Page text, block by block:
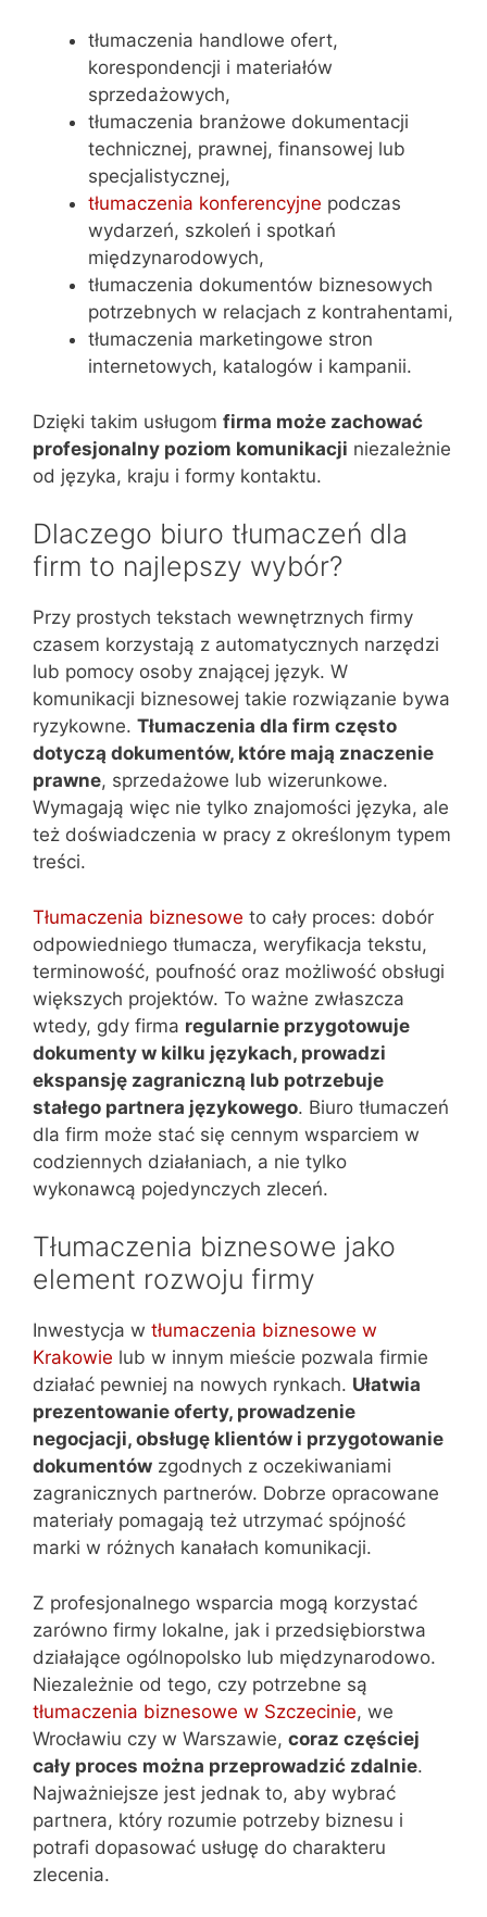
tłumaczenia handlowe ofert,
korespondencji i materiałów
sprzedażowych,
tłumaczenia branżowe dokumentacji
technicznej, prawnej, finansowej lub
specjalistycznej,
tłumaczenia konferencyjne podczas
wydarzeń, szkoleń i spotkań
międzynarodowych,
tłumaczenia dokumentów biznesowych
potrzebnych w relacjach z kontrahentami,
tłumaczenia marketingowe stron
internetowych, katalogów i kampanii.
Dzięki takim usługom firma może zachować
profesjonalny poziom komunikacji niezależnie
od języka, kraju i formy kontaktu.
Dlaczego biuro tłumaczeń dla
firm to najlepszy wybór?
Przy prostych tekstach wewnętrznych firmy
czasem korzystają z automatycznych narzędzi
lub pomocy osoby znającej język. W
komunikacji biznesowej takie rozwiązanie bywa
ryzykowne. Tłumaczenia dla firm często
dotyczą dokumentów, które mają znaczenie
prawne, sprzedażowe lub wizerunkowe.
Wymagają więc nie tylko znajomości języka, ale
też doświadczenia w pracy z określonym typem
treści.
Tłumaczenia biznesowe to cały proces: dobór
odpowiedniego tłumacza, weryfikacja tekstu,
terminowość, poufność oraz możliwość obsługi
większych projektów. To ważne zwłaszcza
wtedy, gdy firma regularnie przygotowuje
dokumenty w kilku językach, prowadzi
ekspansję zagraniczną lub potrzebuje
stałego partnera językowego. Biuro tłumaczeń
dla firm może stać się cennym wsparciem w
codziennych działaniach, a nie tylko
wykonawcą pojedynczych zleceń.
Tłumaczenia biznesowe jako
element rozwoju firmy
Inwestycja w tłumaczenia biznesowe w
Krakowie lub w innym mieście pozwala firmie
działać pewniej na nowych rynkach. Ułatwia
prezentowanie oferty, prowadzenie
negocjacji, obsługę klientów i przygotowanie
dokumentów zgodnych z oczekiwaniami
zagranicznych partnerów. Dobrze opracowane
materiały pomagają też utrzymać spójność
marki w różnych kanałach komunikacji.
Z profesjonalnego wsparcia mogą korzystać
zarówno firmy lokalne, jak i przedsiębiorstwa
działające ogólnopolsko lub międzynarodowo.
Niezależnie od tego, czy potrzebne są
tłumaczenia biznesowe w Szczecinie, we
Wrocławiu czy w Warszawie, coraz częściej
cały proces można przeprowadzić zdalnie.
Najważniejsze jest jednak to, aby wybrać
partnera, który rozumie potrzeby biznesu i
potrafi dopasować usługę do charakteru
zlecenia.